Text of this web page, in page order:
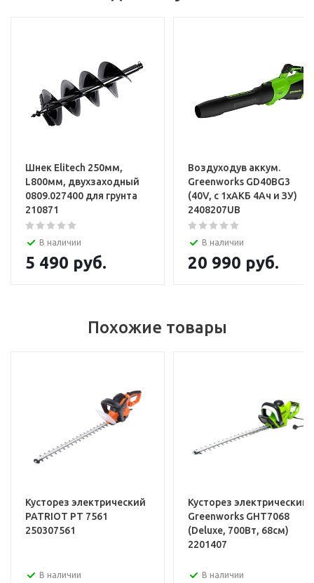
Шнек Elitech 250мм,
L800мм, двухзаходный
0809.027400 для грунта
210871
В наличии
5 490 руб.
Воздуходув аккум.
Greenworks GD40BG3
(40V, с 1хАКБ 4Ач и ЗУ)
2408207UB
В наличии
20 990 руб.
Похожие товары
Кусторез электрический
PATRIOT PT 7561
250307561
В наличии
Кусторез электрический
Greenworks GHT7068
(Deluxe, 700Вт, 68см)
2201407
В наличии